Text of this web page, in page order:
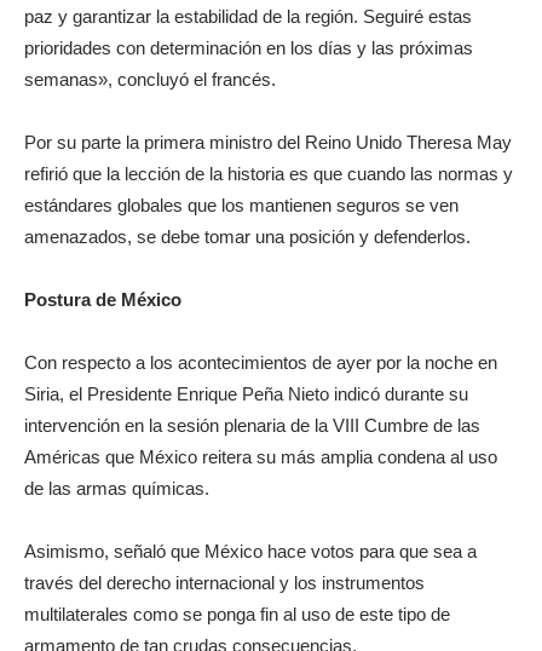
paz y garantizar la estabilidad de la región. Seguiré estas
prioridades con determinación en los días y las próximas
semanas», concluyó el francés.
Por su parte la primera ministro del Reino Unido Theresa May
refirió que la lección de la historia es que cuando las normas y
estándares globales que los mantienen seguros se ven
amenazados, se debe tomar una posición y defenderlos.
Postura de México
Con respecto a los acontecimientos de ayer por la noche en
Siria, el Presidente Enrique Peña Nieto indicó durante su
intervención en la sesión plenaria de la VIII Cumbre de las
Américas que México reitera su más amplia condena al uso
de las armas químicas.
Asimismo, señaló que México hace votos para que sea a
través del derecho internacional y los instrumentos
multilaterales como se ponga fin al uso de este tipo de
armamento de tan crudas consecuencias.